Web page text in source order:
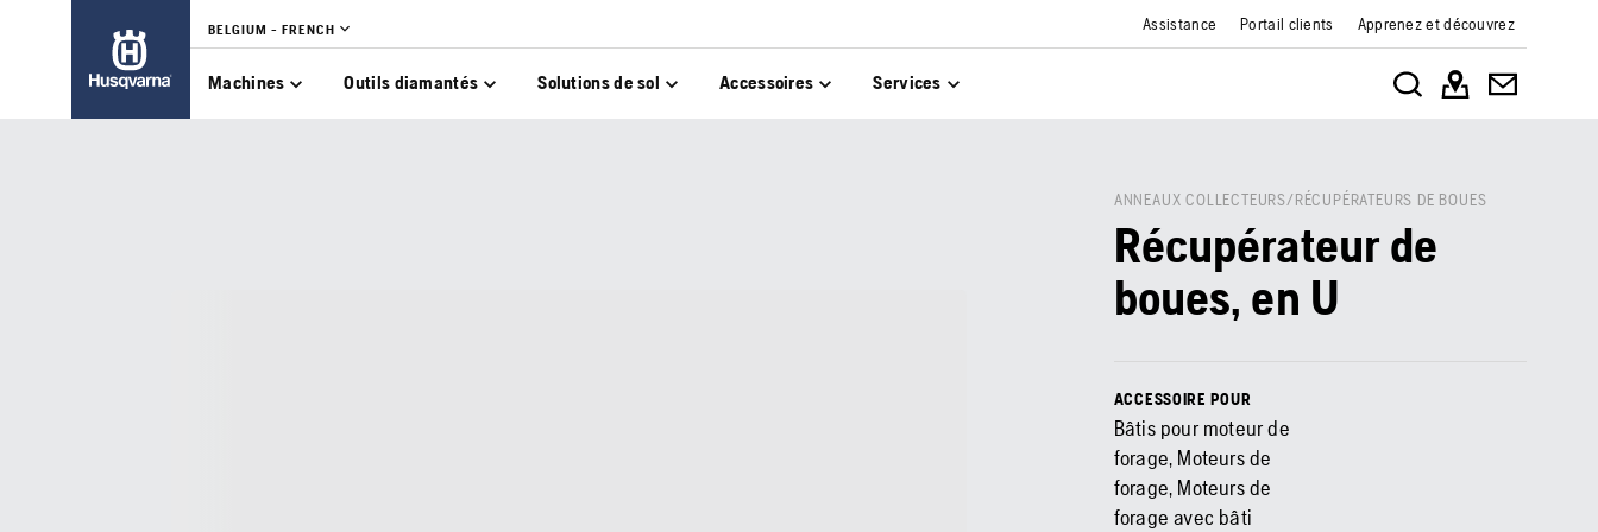
BELGIUM - FRENCH Assistance Portail clients Apprenez et découvrez
Machines Outils diamantés Solutions de sol Accessoires Services
ANNEAUX COLLECTEURS/RÉCUPÉRATEURS DE BOUES
Récupérateur de
boues, en U
ACCESSOIRE POUR
Bâtis pour moteur de
forage, Moteurs de
forage, Moteurs de
forage avec bâti